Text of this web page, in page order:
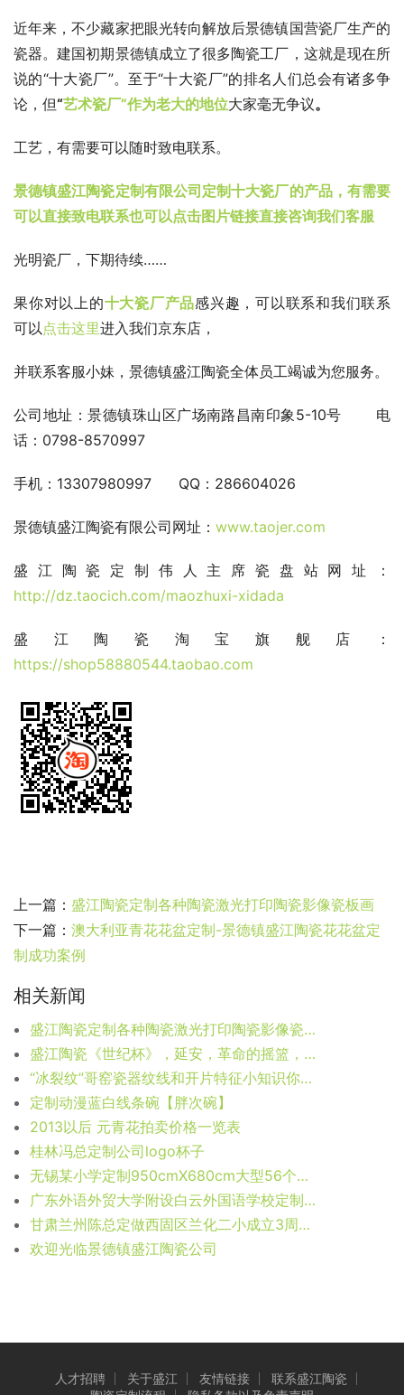
近年来，不少藏家把眼光转向解放后景德镇国营瓷厂生产的
瓷器。建国初期景德镇成立了很多陶瓷工厂，这就是现在所
说的“十大瓷厂”。至于“十大瓷厂”的排名人们总会有诸多争
论，但“艺术瓷厂”作为老大的地位大家毫无争议。
工艺，有需要可以随时致电联系。
景德镇盛江陶瓷定制有限公司定制十大瓷厂的产品，有需要
可以直接致电联系也可以点击图片链接直接咨询我们客服
光明瓷厂，下期待续……
果你对以上的十大瓷厂产品感兴趣，可以联系和我们联系
可以点击这里进入我们京东店，
并联系客服小妹，景德镇盛江陶瓷全体员工竭诚为您服务。
公司地址：景德镇珠山区广场南路昌南印象5-10号       电
话：0798-8570997
手机：13307980997      QQ：286604026
景德镇盛江陶瓷有限公司网址： www.taojer.com
盛江陶瓷定制伟人主席瓷盘站网址：
http://dz.taocich.com/maozhuxi-xidada
盛江陶瓷淘宝旗舰店：
https://shop58880544.taobao.com
上一篇： 盛江陶瓷定制各种陶瓷激光打印陶瓷影像瓷板画
下一篇： 澳大利亚青花花盆定制-景德镇盛江陶瓷花花盆定
制成功案例
相关新闻
盛江陶瓷定制各种陶瓷激光打印陶瓷影像瓷板画
盛江陶瓷《世纪杯》，延安，革命的摇篮，我们为她定制周年纪念杯，仅供欣赏
“冰裂纹”哥窑瓷器纹线和开片特征小知识你知道吗？
定制动漫蓝白线条碗【胖次碗】
2013以后 元青花拍卖价格一览表
桂林冯总定制公司logo杯子
无锡某小学定制950cmX680cm大型56个民族卡通人物陶瓷壁画
广东外语外贸大学附设白云外国语学校定制《五牛图》大号冬瓜瓶2000个
甘肃兰州陈总定做西固区兰化二小成立3周年纪念杯子——卡通马克杯
欢迎光临景德镇盛江陶瓷公司
人才招聘 关于盛江 友情链接
联系盛江陶瓷